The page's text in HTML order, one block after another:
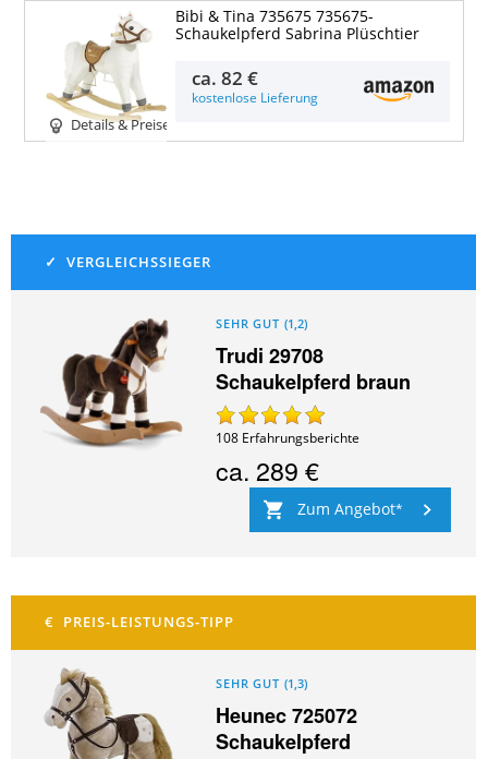
Details & Preise
Bibi & Tina 735675 735675-
Schaukelpferd Sabrina Plüschtier
ca.82 €
kostenlose Lieferung
SEHR GUT (1,2)
Trudi 29708
Schaukelpferd braun
108 Erfahrungsberichte
ca.289 €
Zum Angebot
SEHR GUT (1,3)
Heunec 725072
Schaukelpferd